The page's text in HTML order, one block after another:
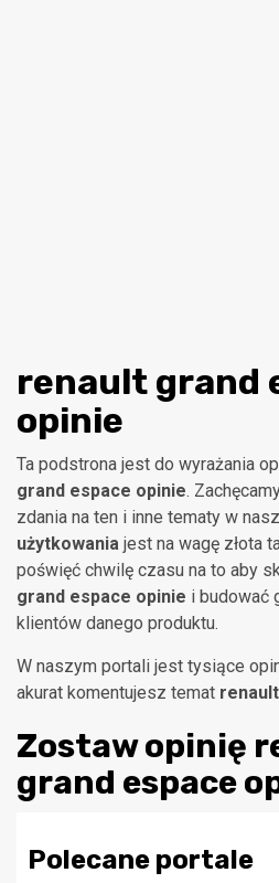
renault grand
opinie
Ta podstrona jest do wyrażania
grand espace opinie.
zdania na ten i inne tematy w
użytkowania jest na wagę złota
poświęć chwilę czasu na to aby
grand espace opinie i budować
klientów danego produktu.
W naszym portali jest tysiące
akurat komentujesz temat
Zostaw opinię
grand espace
Polecane portale